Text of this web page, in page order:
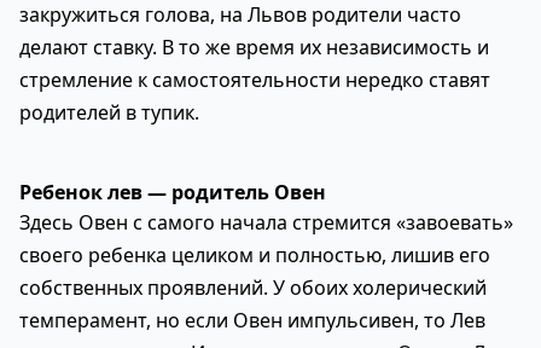
закружиться голова, на Львов родители часто
делают ставку. В то же время их независимость и
стремление к самостоятельности нередко ставят
родителей в тупик.
Ребенок лев — родитель Овен
Здесь Овен с самого начала стремится «завоевать»
своего ребенка целиком и полностью, лишив его
собственных проявлений. У обоих холерический
темперамент, но если Овен импульсивен, то Лев